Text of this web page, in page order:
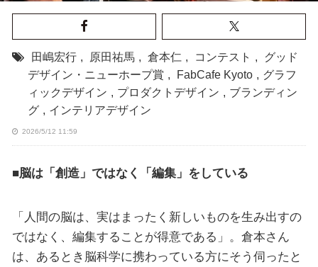
田嶋宏行 , 原田祐馬 , 倉本仁 , コンテスト ,
グッド
デザイン・ニューホープ賞 , FabCafe Kyoto , グラフ
ィックデザイン , プロダクトデザイン , ブランディン
グ , インテリアデザイン
2026/5/12 11:59
■脳は「創造」ではなく「編集」をしている
「人間の脳は、実はまったく新しいものを生み出すの
ではなく、編集することが得意である」。倉本さん
は、あるとき脳科学に携わっている方にそう伺ったと